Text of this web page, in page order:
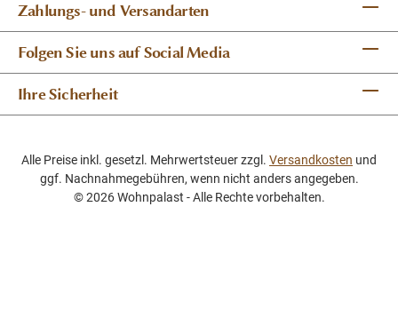
Zahlungs- und Versandarten
Folgen Sie uns auf Social Media
Ihre Sicherheit
Alle Preise inkl. gesetzl. Mehrwertsteuer zzgl. Versandkosten und
ggf. Nachnahmegebühren, wenn nicht anders angegeben.
© 2026 Wohnpalast - Alle Rechte vorbehalten.